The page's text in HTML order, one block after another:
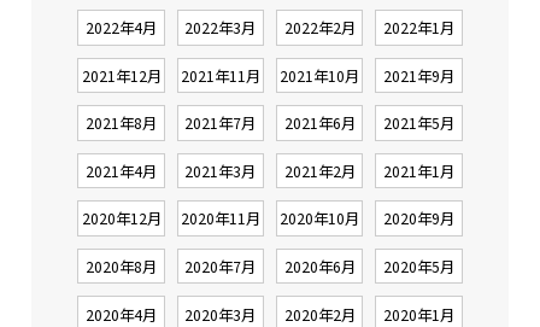
2022年4月 2022年3月 2022年2月 2022年1月
2021年12月 2021年11月 2021年10月 2021年9月
2021年8月 2021年7月 2021年6月 2021年5月
2021年4月 2021年3月 2021年2月 2021年1月
2020年12月 2020年11月 2020年10月 2020年9月
2020年8月 2020年7月 2020年6月 2020年5月
2020年4月 2020年3月 2020年2月 2020年1月